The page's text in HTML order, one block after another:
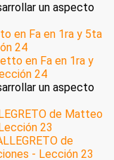
un aspecto
en Fa en 1ra y 5ta
24
un aspecto
de Matteo
23